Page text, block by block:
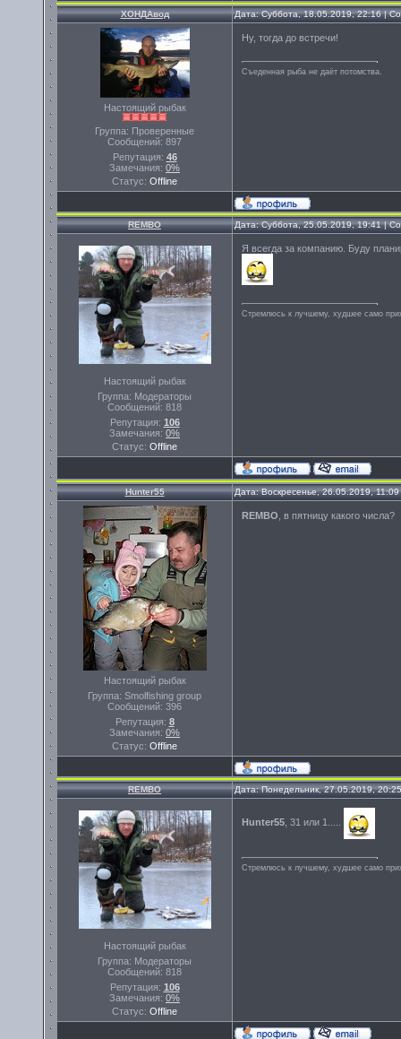
ХОНДАвод Дата: Суббота, 18.05.2019, 22:16 |
Настоящий рыбак
Группа: Проверенные
Сообщений: 897
Репутация: 46
Замечания: 0%
Статус: Offline
Ну, тогда до встречи!
Съеденная рыба не даёт потомства.
REMBO Дата: Суббота, 25.05.2019, 19:41 |
Настоящий рыбак
Группа: Модераторы
Сообщений: 818
Репутация: 106
Замечания: 0%
Статус: Offline
Я всегда за компанию. Буду
Стремлюсь к лучшему, худшее само
Hunter55 Дата: Воскресенье, 26.05.2019,
Настоящий рыбак
Группа: Smolfishing group
Сообщений: 396
Репутация: 8
Замечания: 0%
Статус: Offline
REMBO , в пятницу какого числа?
REMBO Дата: Понедельник, 27.05.2019,
Настоящий рыбак
Группа: Модераторы
Сообщений: 818
Репутация: 106
Замечания: 0%
Статус: Offline
Hunter55 , 31 или 1.....
Стремлюсь к лучшему, худшее само